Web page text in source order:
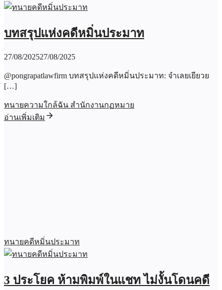
บทสรุปแห่งคดีหมิ่นประมาท
27/08/202527/08/2025
@pongrapatlawfirm บทสรุปแห่งคดีหมิ่นประมาท: จำเลยเยียวย
[…]
ทนายความใกล้ฉัน สำนักงานกฏหมาย
อ่านเพิ่มเติม
ทนายคดีหมิ่นประมาท
3 ประโยค ห้ามพิมพ์ในแชท ไม่งั้นโดนคดี